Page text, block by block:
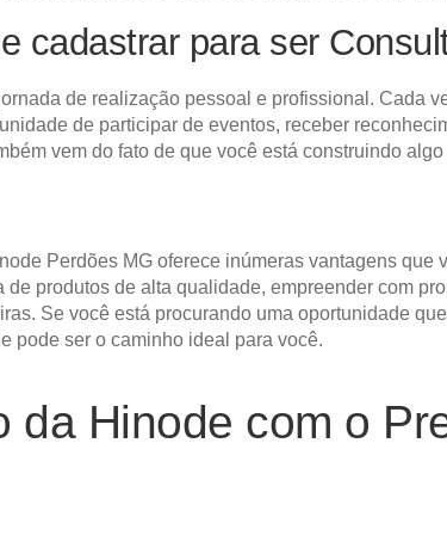
cadastrar para ser
de realização pessoal e profissional. Cada
de participar de eventos, receber
vem do fato de que você está construindo
Perdões MG oferece inúmeras vantagens
de produtos de alta qualidade, empreender com
Se você está procurando uma oportunidade
pode ser o caminho ideal para você.
da Hinode com o